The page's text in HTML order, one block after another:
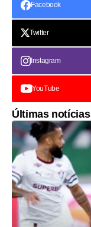
Facebook
Twitter
Instagram
YouTube
Últimas notícias